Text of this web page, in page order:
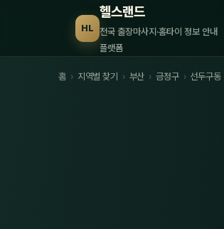
HL
헬스랜드
전국 출장마사지·홈타이 정보 안내
플랫폼
홈 › 지역별 찾기 › 부산 › 금정구 › 선두구동